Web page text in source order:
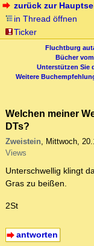
zurück zur
in Thread öffnen
Ticker
Fluchtburg
Bücher
Unterstützen Sie
Weitere
Welchen meiner
DTs?
Zweistein, Mittwoch,
Views
Unterschwellig klingt
Gras zu beißen.
2St
antworten